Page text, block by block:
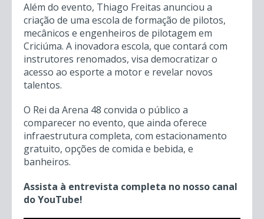
Além do evento, Thiago Freitas anunciou a
criação de uma escola de formação de pilotos,
mecânicos e engenheiros de pilotagem em
Criciúma. A inovadora escola, que contará com
instrutores renomados, visa democratizar o
acesso ao esporte a motor e revelar novos
talentos.
O Rei da Arena 48 convida o público a
comparecer no evento, que ainda oferece
infraestrutura completa, com estacionamento
gratuito, opções de comida e bebida, e
banheiros.
Assista à entrevista completa no nosso canal
do YouTube!